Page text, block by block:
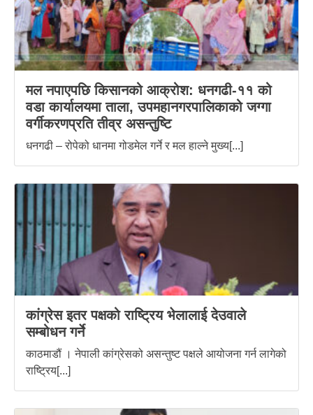
मल नपाएपछि किसानको आक्रोश: धनगढी-११ को
वडा कार्यालयमा ताला, उपमहानगरपालिकाको जग्गा
वर्गीकरणप्रति तीव्र असन्तुष्टि
धनगढी – रोपेको धानमा गोडमेल गर्ने र मल हाल्ने मुख्य[...]
कांग्रेस इतर पक्षको राष्ट्रिय भेलालाई देउवाले
सम्बोधन गर्ने
काठमाडौं । नेपाली कांग्रेसको असन्तुष्ट पक्षले आयोजना गर्न लागेको
राष्ट्रिय[...]